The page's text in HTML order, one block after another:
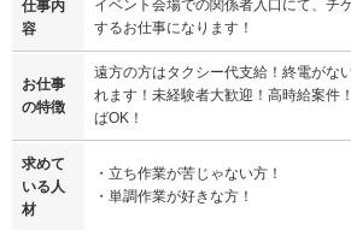
仕事内
容
イベント会場での関係者入口にて、チ
するお仕事になります！
お仕事
の特徴
遠方の方はタクシー代支給！終電がな
れます！未経験者大歓迎！高時給案件
ばOK！
求めて
いる人
材
・立ち作業が苦じゃない方！
・単調作業が好きな方！